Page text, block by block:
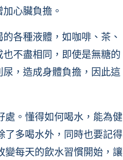
心臟負擔。
各種液體，如咖啡、茶、
不盡相同，即使是無糖的
，造成身體負擔，因此這
處。懂得如何喝水，能為健
了多喝水外，同時也要記得
變每天的飲水習慣開始，讓